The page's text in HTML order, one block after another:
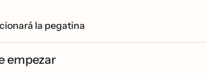
la pegatina
empezar